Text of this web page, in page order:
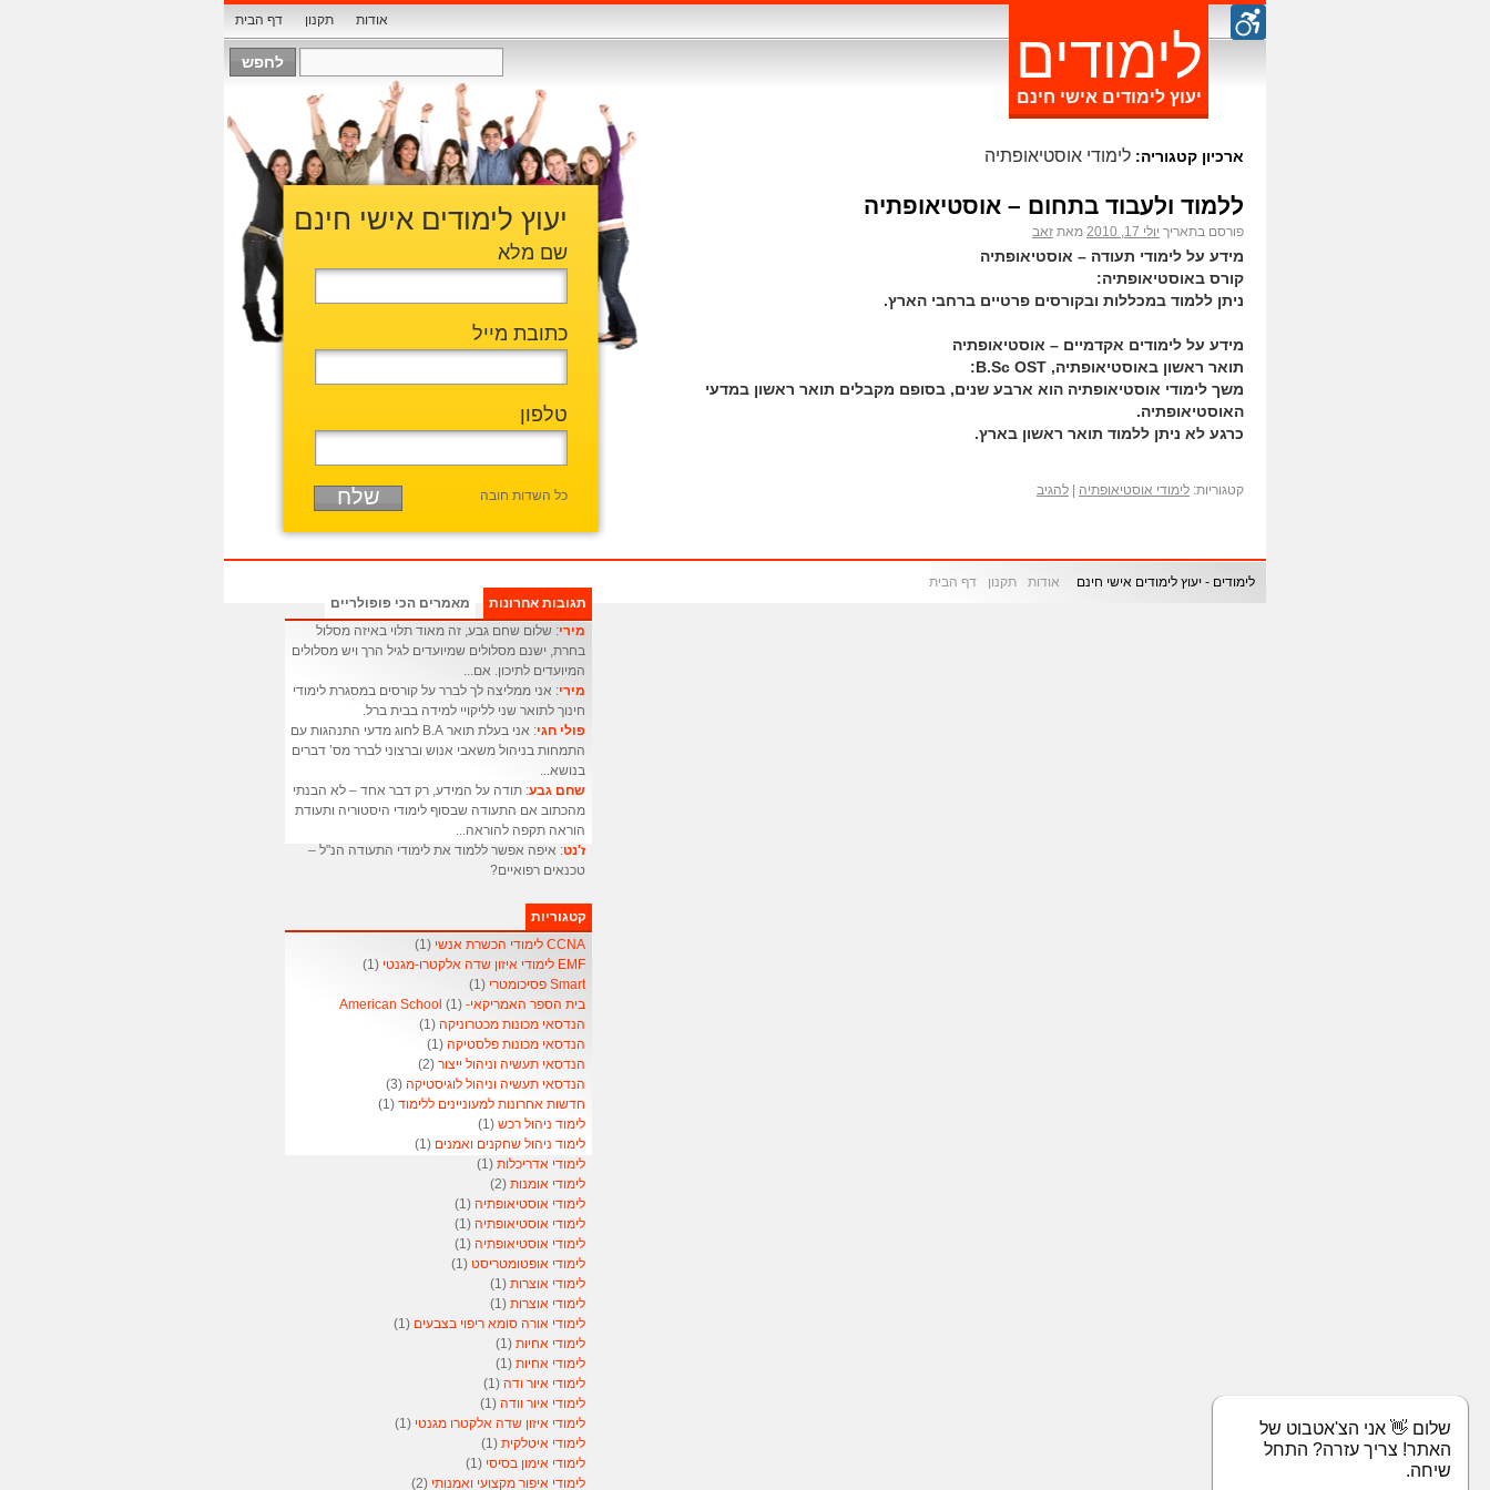
לימודים
יעוץ לימודים אישי חינם
אודות תקנון דף הבית
ארכיון קטגוריה: לימודי אוסטיאופתיה
ללמוד ולעבוד בתחום – אוסטיאופתיה
פורסם בתאריך יולי 17, 2010 מאת זאב
מידע על לימודי תעודה – אוסטיאופתיה
קורס באוסטיאופתיה:
ניתן ללמוד במכללות ובקורסים פרטיים ברחבי הארץ.
מידע על לימודים אקדמיים – אוסטיאופתיה
תואר ראשון באוסטיאופתיה, B.Sc OST:
משך לימודי אוסטיאופתיה הוא ארבע שנים, בסופם מקבלים תואר ראשון במדעי
האוסטיאופתיה.
כרגע לא ניתן ללמוד תואר ראשון בארץ.
קטגוריות: לימודי אוסטיאופתיה להגיב
יעוץ לימודים אישי חינם
שם מלא
כתובת מייל
טלפון
כל השדות חובה
תגובות אחרונות
מאמרים הכי פופולריים
מירי: שלום שחם גבע, זה מאוד תלוי באיזה מסלול
בחרת, ישנם מסלולים שמיועדים לגיל הרך ויש מסלולים
המיועדים לתיכון. אם...
מירי: אני ממליצה לך לברר על קורסים במסגרת לימודי
חינוך לתואר שני לליקויי למידה בבית ברל.
פולי חגי
: אני בעלת תואר B.A לחוג מדעי התנהגות עם
התמחות בניהול משאבי אנוש וברצוני לברר מס’ דברים
בנושא...
שחם גבע: תודה על המידע, רק דבר אחד – לא הבנתי
מהכתוב אם התעודה שבסוף לימודי היסטוריה ותעודת
הוראה תקפה להוראה...
ז'נט: איפה אפשר ללמוד את לימודי התעודה הנ"ל –
טכנאים רפואיים?
קטגוריות
CCNA לימודי הכשרת אנשי
(1)
EMF לימודי איזון שדה אלקטרו-מגנטי
(1)
Smart פסיכומטרי
(1)
בית הספר האמריקאי- American School (1)
הנדסאי מכונות מכטרוניקה (1)
הנדסאי מכונות פלסטיקה (1)
הנדסאי תעשיה וניהול ייצור (2)
הנדסאי תעשיה וניהול לוגיסטיקה (3)
חדשות אחרונות למעוניינים ללימוד (1)
לימוד ניהול רכש (1)
לימוד ניהול שחקנים ואמנים (1)
לימודי אדריכלות (1)
לימודי אומנות (2)
לימודי אוסטיאופתיה (1)
לימודי אוסטיאופתיה (1)
לימודי אוסטיאופתיה (1)
לימודי אופטומטריסט (1)
לימודי אוצרות (1)
לימודי אוצרות (1)
לימודי אורה סומא ריפוי בצבעים (1)
לימודי אחיות (1)
לימודי אחיות (1)
לימודי איור ודה (1)
לימודי איור וודה (1)
לימודי איזון שדה אלקטרו מגנטי (1)
לימודי איטלקית (1)
לימודי אימון בסיסי (1)
לימודי איפור מקצועי ואמנותי (2)
לימודים - יעוץ לימודים אישי חינם אודות תקנון דף הבית
שלום 👋 אני הצ'אטבוט של
האתר! צריך עזרה? התחל
שיחה.